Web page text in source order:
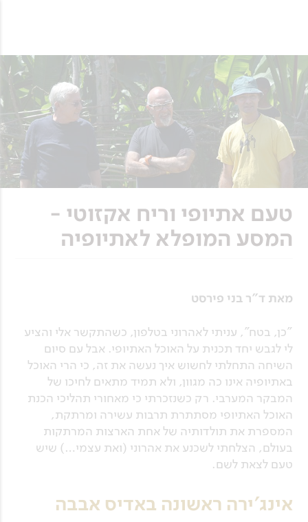
טעם אתיופי וריח אקזוטי -
המסע המופלא לאתיופיה
מאת ד"ר בני פירסט
"כן, בטח", עניתי לאהרוני בטלפון, כשהתקשר אלי והציע
לי לגבש יחד תכנית על האוכל האתיופי. אבל עם סיום
השיחה התחלתי לחשוש איך נעשה את זה, כי הרי האוכל
באתיופיה אינו כה מגוון, ולא תמיד מתאים לחיכו של
המבקר המערבי. רק כשנזכרתי כי מאחורי תהליכי הכנת
האוכל האתיופי מסתתרת תרבות עשירה ומרתקת,
המספרת את תולדותיה של אחת הארצות המרתקות
בעולם, הצלחתי לשכנע את אהרוני (ואת עצמי…) שיש
טעם לצאת לשם.
אינג'ירה ראשונה באדיס אבבה